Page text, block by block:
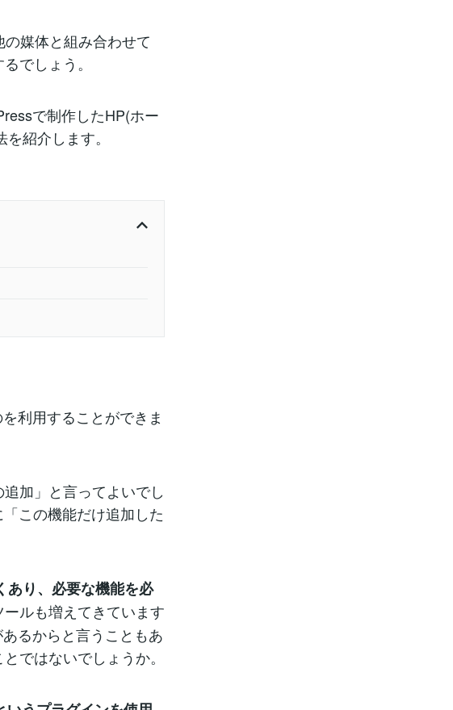
媒体と組み合わせて
でしょう。
で制作したHP(ホー
紹介します。
利用することができま
加」と言ってよいでし
この機能だけ追加した
り、必要な機能を必
ルも増えてきています
るからと言うこともあ
ではないでしょうか。